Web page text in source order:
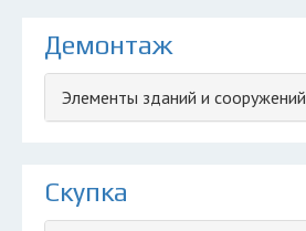
Демонтаж
Элементы зданий и сооружений
Скупка